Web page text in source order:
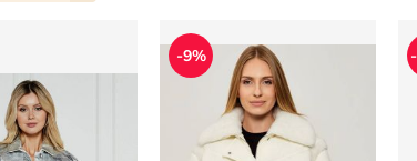
Armani ExchangeKurtka damska casual BOSS
-9%